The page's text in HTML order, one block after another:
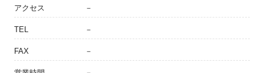
アクセス －
TEL －
FAX －